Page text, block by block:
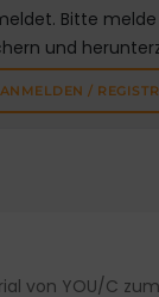
Bitte
und
/
von YOU/C